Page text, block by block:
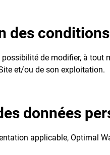
des
de modifier, à tout
et/ou de son exploitation.
données
applicable, Optimal